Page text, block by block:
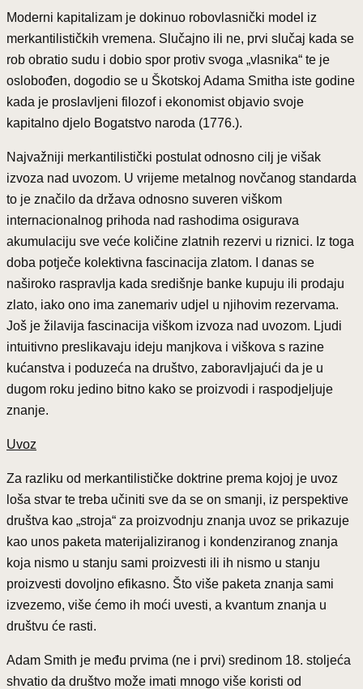
Moderni kapitalizam je dokinuo robovlasnički model iz
merkantilističkih vremena. Slučajno ili ne, prvi slučaj kada se
rob obratio sudu i dobio spor protiv svoga „vlasnika“ te je
oslobođen, dogodio se u Škotskoj Adama Smitha iste godine
kada je proslavljeni filozof i ekonomist objavio svoje
kapitalno djelo Bogatstvo naroda (1776.).
Najvažniji merkantilistički postulat odnosno cilj je višak
izvoza nad uvozom. U vrijeme metalnog novčanog standarda
to je značilo da država odnosno suveren viškom
internacionalnog prihoda nad rashodima osigurava
akumulaciju sve veće količine zlatnih rezervi u riznici. Iz toga
doba potječe kolektivna fascinacija zlatom. I danas se
naširoko raspravlja kada središnje banke kupuju ili prodaju
zlato, iako ono ima zanemariv udjel u njihovim rezervama.
Još je žilavija fascinacija viškom izvoza nad uvozom. Ljudi
intuitivno preslikavaju ideju manjkova i viškova s razine
kućanstva i poduzeća na društvo, zaboravljajući da je u
dugom roku jedino bitno kako se proizvodi i raspodjeljuje
znanje.
Uvoz
Za razliku od merkantilističke doktrine prema kojoj je uvoz
loša stvar te treba učiniti sve da se on smanji, iz perspektive
društva kao „stroja“ za proizvodnju znanja uvoz se prikazuje
kao unos paketa materijaliziranog i kondenziranog znanja
koja nismo u stanju sami proizvesti ili ih nismo u stanju
proizvesti dovoljno efikasno. Što više paketa znanja sami
izvezemo, više ćemo ih moći uvesti, a kvantum znanja u
društvu će rasti.
Adam Smith je među prvima (ne i prvi) sredinom 18. stoljeća
shvatio da društvo može imati mnogo više koristi od